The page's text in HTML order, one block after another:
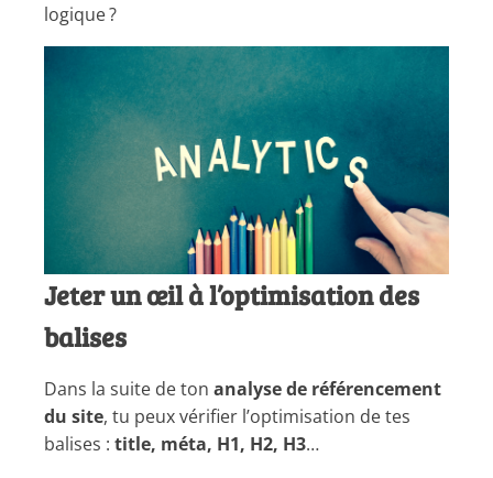
logique ?
Jeter un œil à l’optimisation des
balises
Dans la suite de ton analyse de référencement
du site, tu peux vérifier l’optimisation de tes
balises : title, méta, H1, H2, H3…